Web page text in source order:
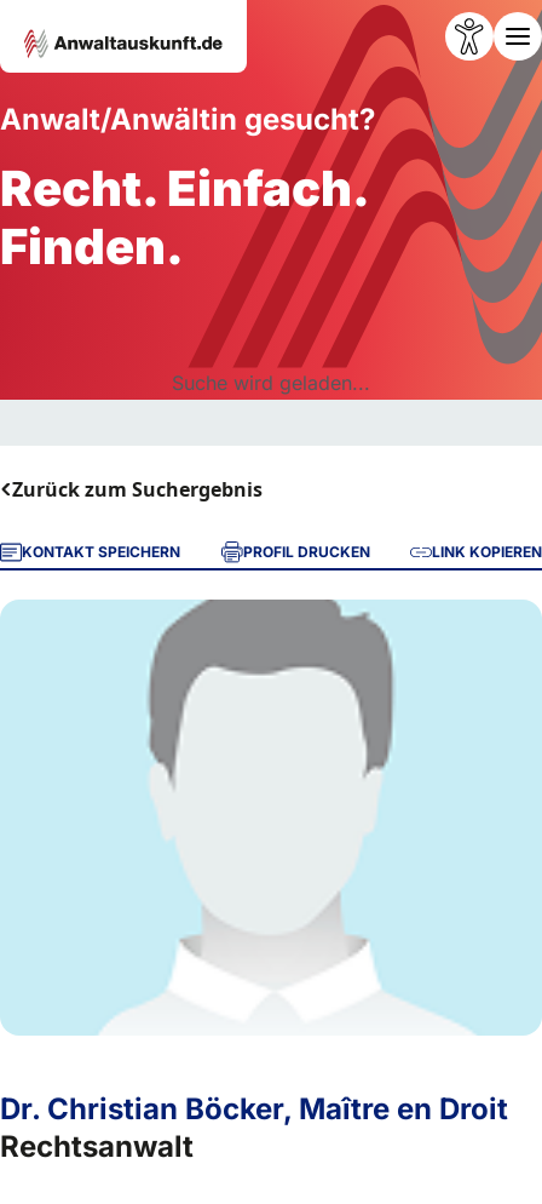
Anwalt/Anwältin gesucht?
Recht. Einfach.
Finden.
Suche wird geladen...
Zurück zum Suchergebnis
KONTAKT SPEICHERN PROFIL DRUCKEN LINK KOPIEREN
Dr. Christian Böcker, Maître en Droit
Rechtsanwalt